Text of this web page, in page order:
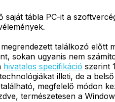
tábla PC-it a
találkozó előtt
sokan ugyanis nem
hivatalos specifikáció szerint
illeti, de a
megfelelő módon
természetesen a